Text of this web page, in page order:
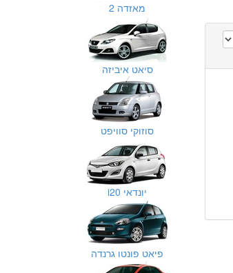
מאזדה 2
סיאט איביזה
סוזוקי סוויפט
יונדאי i20
פיאט פונטו גרנדה